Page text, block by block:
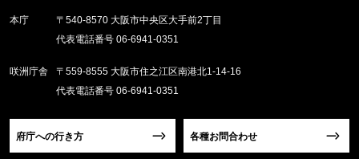
本庁
〒540-8570 大阪市中央区大手前2丁目
代表電話番号 06-6941-0351
咲洲庁舎
〒559-8555 大阪市住之江区南港北1-14-16
代表電話番号 06-6941-0351
府庁への行き方 各種お問合わせ